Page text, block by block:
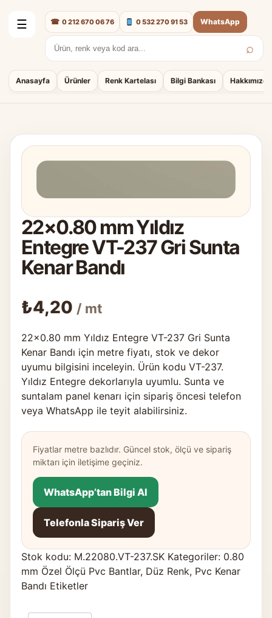
☰
Anasayfa Ürünler Renk Kartelası Bilgi Bankası Hakkımızda
Arama: ⌕
☎ 0 212 670 06 76 0 532 270 91 53 WhatsApp
22×0.80 mm Yıldız
Entegre VT-237 Gri Sunta
Kenar Bandı
₺4,20 / mt
22×0.80 mm Yıldız Entegre VT-237 Gri Sunta
Kenar Bandı için metre fiyatı, stok ve dekor
uyumu bilgisini inceleyin. Ürün kodu VT-237.
Yıldız Entegre dekorlarıyla uyumlu. Sunta ve
suntalam panel kenarı için sipariş öncesi telefon
veya WhatsApp ile teyit alabilirsiniz.
Fiyatlar metre bazlıdır. Güncel stok, ölçü ve sipariş
miktarı için iletişime geçiniz.
WhatsApp’tan Bilgi Al
Telefonla Sipariş Ver
Stok kodu: M.22080.VT-237.SK Kategoriler: 0.80
mm Özel Ölçü Pvc Bantlar, Düz Renk, Pvc Kenar
Bandı Etiketler